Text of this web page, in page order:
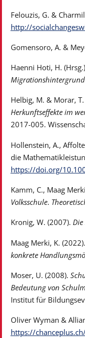
Felouzis, G. &
http://
Gomensoro, A. &
Haenni Hoti, H.
Helbig, M. & Morar,
Herkunftseffekte im
2017-005.
Hollenstein, A.,
die
https://doi.org/
Kamm, C., Maag
Volksschule.
Kronig, W. (2007).
Maag Merki, K. (2022).
konkrete
Moser, U. (2008).
Bedeutung von
Institut für
Oliver Wyman &
https://